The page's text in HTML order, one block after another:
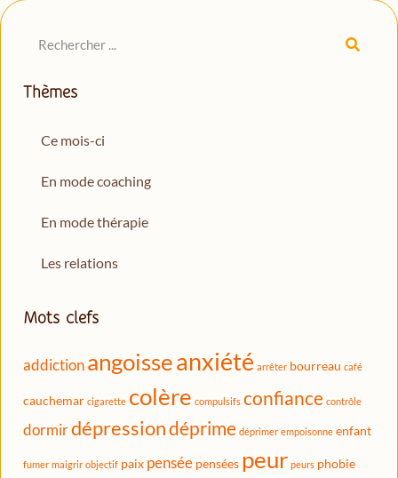
Thèmes
Ce mois-ci
En mode coaching
En mode thérapie
Les relations
Mots clefs
addictionangoisseanxiété arrêter bourreau café
cauchemar cigarette colère compulsifs confiance contrôle
dormirdépressiondéprime déprimer empoisonne enfant
fumer maigrir objectif paix pensée pensées peur peurs phobie